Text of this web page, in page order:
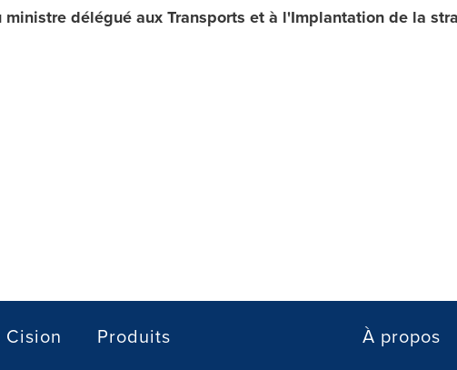
ministre délégué aux Transports et à l'Implantation de la
Cision Produits À propos